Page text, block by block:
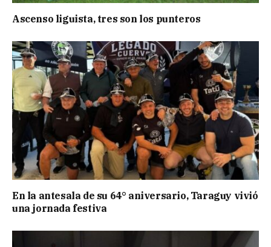
Ascenso liguista, tres son los punteros
En la antesala de su 64° aniversario, Taraguy vivió
una jornada festiva